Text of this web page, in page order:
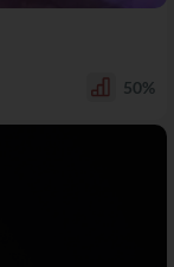
50%